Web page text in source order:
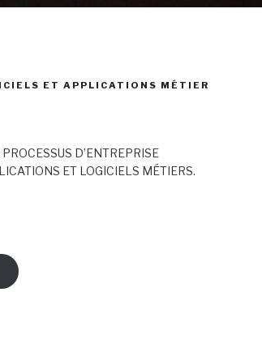
ET APPLICATIONS MÉTIER
D’ENTREPRISE
ET LOGICIELS MÉTIERS.